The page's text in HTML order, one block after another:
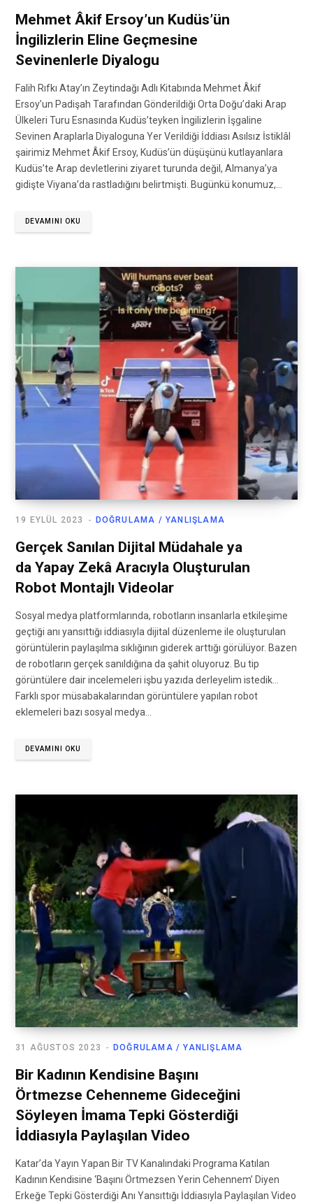
Mehmet Âkif Ersoy’un Kudüs’ün
İngilizlerin Eline Geçmesine
Sevinenlerle Diyalogu
Falih Rıfkı Atay’ın Zeytindağı Adlı Kitabında Mehmet Âkif
Ersoy’un Padişah Tarafından Gönderildiği Orta Doğu’daki Arap
Ülkeleri Turu Esnasında Kudüs’teyken İngilizlerin İşgaline
Sevinen Araplarla Diyaloguna Yer Verildiği İddiası Asılsız İstiklâl
şairimiz Mehmet Âkif Ersoy, Kudüs’ün düşüşünü kutlayanlara
Kudüs’te Arap devletlerini ziyaret turunda değil, Almanya’ya
gidişte Viyana’da rastladığını belirtmişti. Bugünkü konumuz,…
DEVAMINI OKU
DOĞRULAMA / YANLIŞLAMA
19 EYLÜL 2023
Gerçek Sanılan Dijital Müdahale ya
da Yapay Zekâ Aracıyla Oluşturulan
Robot Montajlı Videolar
Sosyal medya platformlarında, robotların insanlarla etkileşime
geçtiği anı yansıttığı iddiasıyla dijital düzenleme ile oluşturulan
görüntülerin paylaşılma sıklığının giderek arttığı görülüyor. Bazen
de robotların gerçek sanıldığına da şahit oluyoruz. Bu tip
görüntülere dair incelemeleri işbu yazıda derleyelim istedik…
Farklı spor müsabakalarından görüntülere yapılan robot
eklemeleri bazı sosyal medya…
DEVAMINI OKU
DOĞRULAMA / YANLIŞLAMA
31 AĞUSTOS 2023
Bir Kadının Kendisine Başını
Örtmezse Cehenneme Gideceğini
Söyleyen İmama Tepki Gösterdiği
İddiasıyla Paylaşılan Video
Katar’da Yayın Yapan Bir TV Kanalındaki Programa Katılan
Kadının Kendisine ‘Başını Örtmezsen Yerin Cehennem’ Diyen
Erkeğe Tepki Gösterdiği Anı Yansıttığı İddiasıyla Paylaşılan Video